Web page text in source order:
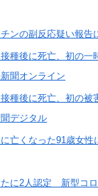
ンの副反応疑い報告
種後に死亡、初の
聞オンライン
接種後に死亡、初の
デジタル
亡くなった91歳女
たに2人認定 新型コ